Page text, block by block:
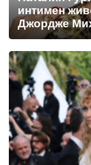
интимен
Джордже